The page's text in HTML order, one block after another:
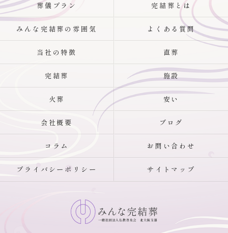
葬儀プラン 完結葬とは
みんな完結葬の雰囲気 よくある質問
当社の特徴 直葬
完結葬 施設
火葬 安い
会社概要 ブログ
コラム お問い合わせ
プライバシーポリシー サイトマップ